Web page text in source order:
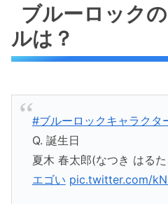
ブルーロック
ルは？
#ブルーロックキャラクタ
Q. 誕生日
夏木 春太郎(なつき はる
エゴい pic.twitter.com/